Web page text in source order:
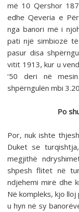
më 10 Qershor
edhe Qeveria e
nga banori më i
pati një simbiozë
pasur disa
vitit 1913, kur u
‘50 deri në
shpërngulën mbi
Po
Por, nuk ishte
Duket se
megjithë
shpesh flitet në
ndjehemi mirë dhe
Në kompleks, kjo
u hyn në sy